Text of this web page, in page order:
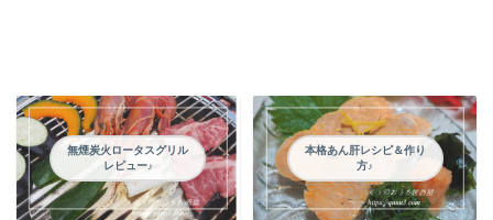
無煙炭火ロータスグリル
レビュー♪
本格あん肝レシピ＆作り
方♪